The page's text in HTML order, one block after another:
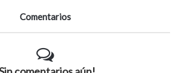
Comentarios